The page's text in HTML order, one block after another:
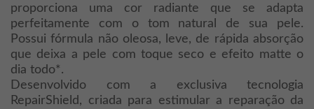
proporciona uma cor radiante que se adapta
perfeitamente com o tom natural de sua pele.
Possui fórmula não oleosa, leve, de rápida absorção
que deixa a pele com toque seco e efeito matte o
dia todo*.
Desenvolvido com a exclusiva tecnologia
RepairShield, criada para estimular a reparação da